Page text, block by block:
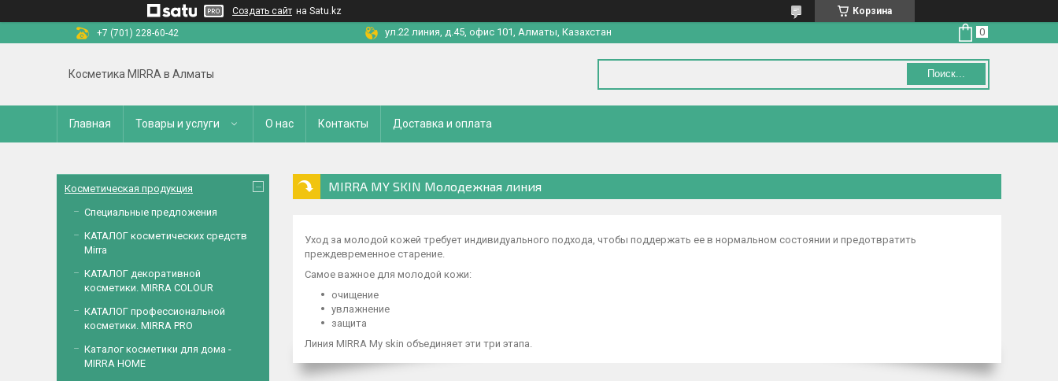
Создать сайт на Satu.kz
Корзина
+7 (701) 228-60-42
ул.22 линия, д.45, офис 101, Алматы, Казахстан
Косметика MIRRA в Алматы Поиск...
Главная Товары и услуги О нас Контакты Доставка и оплата
MIRRA MY SKIN Молодежная линия
Уход за молодой кожей требует индивидуального подхода, чтобы поддержать ее в нормальном состоянии и предотвратить
преждевременное старение.
Самое важное для молодой кожи:
очищение
увлажнение
защита
Линия MIRRA My skin объединяет эти три этапа.
Косметическая продукция
Специальные предложения
КАТАЛОГ косметических средств
Mirra
КАТАЛОГ декоративной
косметики. MIRRA COLOUR
КАТАЛОГ профессиональной
косметики. MIRRA PRO
Каталог косметики для дома -
MIRRA HOME